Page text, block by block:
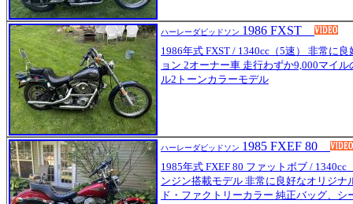
ハーレーダビッドソン 1986 FXST
1986年式 FXST / 1340cc（5速） 非常に
ョン 2オーナー車 走行わずか9,000マイ
ル2トーンカラーモデル
ハーレーダビッドソン 1985 FXEF 80
1985年式 FXEF 80 ファットボブ / 1340cc
ンジン搭載モデル 非常に良好なオリジナ
ド・ファクトリーカラー 純正バッグ、